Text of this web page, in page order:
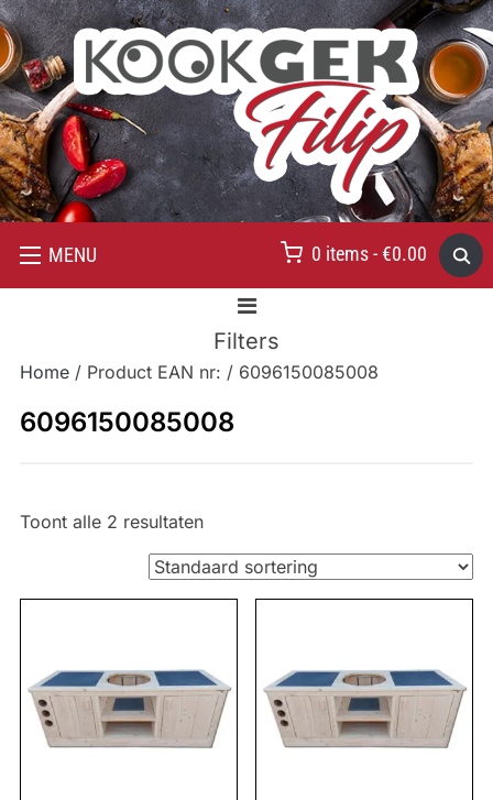
MENU 0 items - €0.00
Filters
Home/ Product EAN nr: / 6096150085008
6096150085008
Toont alle 2 resultaten